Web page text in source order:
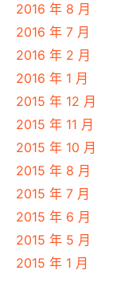
2016 年 8 月
2016 年 7 月
2016 年 2 月
2016 年 1 月
2015 年 12 月
2015 年 11 月
2015 年 10 月
2015 年 8 月
2015 年 7 月
2015 年 6 月
2015 年 5 月
2015 年 1 月